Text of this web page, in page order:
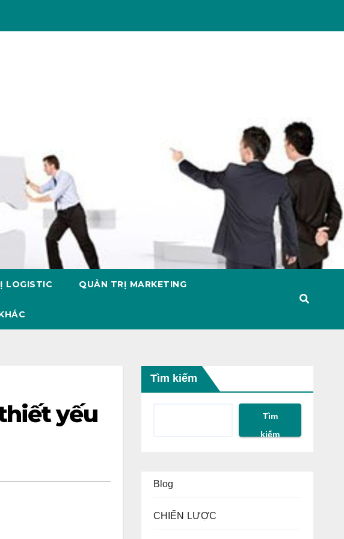
LOGISTIC QUẢN TRỊ MARKETING
yếu
Tìm kiếm
Tìm
kiếm
Blog
CHIẾN LƯỢC